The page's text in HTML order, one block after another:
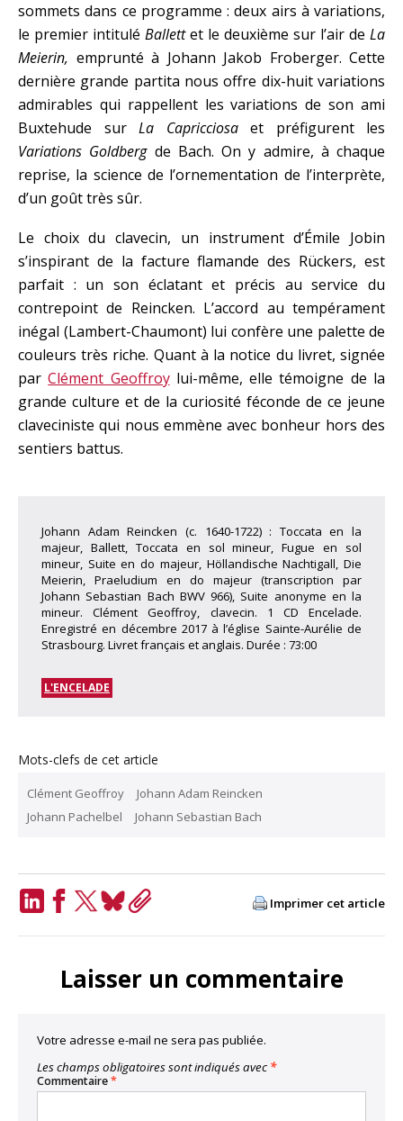
sommets dans ce programme : deux airs à variations,
le premier intitulé Ballettet le deuxième sur l’air de La
Meierin, emprunté à Johann Jakob Froberger. Cette
dernière grande partita nous offre dix-huit variations
admirables qui rappellent les variations de son ami
Buxtehude sur La Capricciosa et préfigurent les
Variations Goldbergde Bach. On y admire, à chaque
reprise, la science de l’ornementation de l’interprète,
d’un goût très sûr.
Le choix du clavecin, un instrument d’Émile Jobin
s’inspirant de la facture flamande des Rückers, est
parfait : un son éclatant et précis au service du
contrepoint de Reincken. L’accord au tempérament
inégal (Lambert-Chaumont) lui confère une palette de
couleurs très riche. Quant à la notice du livret, signée
parClément Geoffroylui-même, elle témoigne de la
grande culture et de la curiosité féconde de ce jeune
claveciniste qui nous emmène avec bonheur hors des
sentiers battus.
Johann Adam Reincken (c. 1640-1722) : Toccata en la
majeur, Ballett, Toccata en sol mineur, Fugue en sol
mineur, Suite en do majeur, Höllandische Nachtigall, Die
Meierin, Praeludium en do majeur (transcription par
Johann Sebastian Bach BWV 966), Suite anonyme en la
mineur. Clément Geoffroy, clavecin. 1 CD Encelade.
Enregistré en décembre 2017 à l’église Sainte-Aurélie de
Strasbourg. Livret français et anglais. Durée : 73:00
L'ENCELADE
Mots-clefs de cet article
Clément Geoffroy
Johann Adam Reincken
Johann Pachelbel
Johann Sebastian Bach
Imprimer cet article
Laisser un commentaire
Votre adresse e-mail ne sera pas publiée.
Les champs obligatoires sont indiqués avec *
Commentaire*